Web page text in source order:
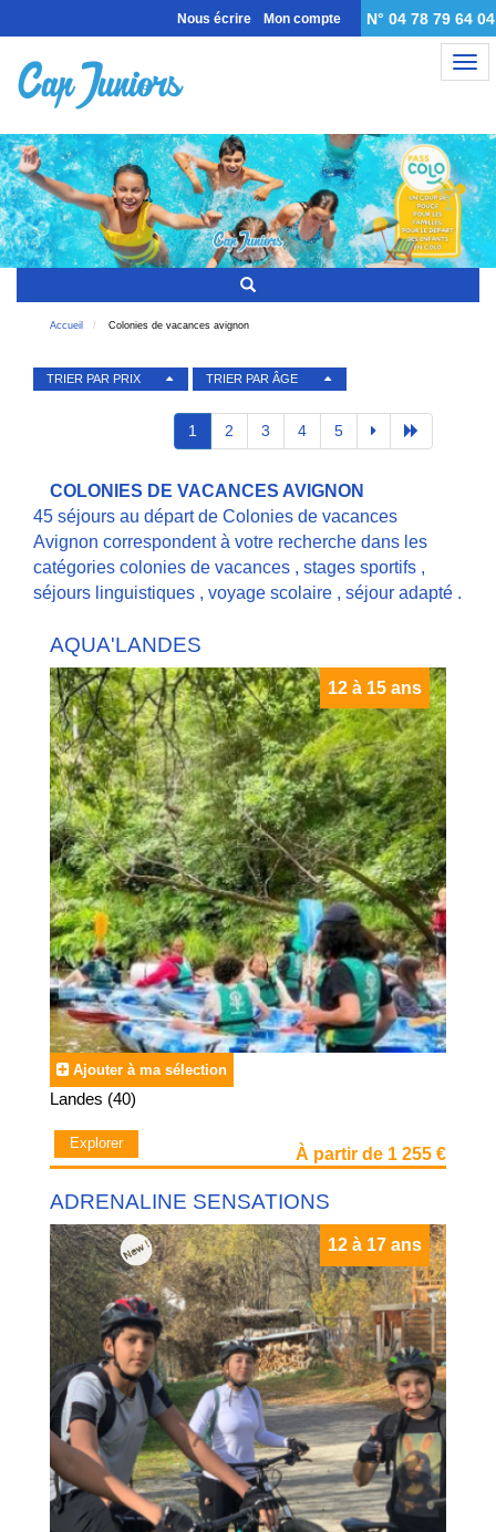
Nous écrire Mon compte N° 04 78 79 64 04
Accueil Colonies de vacances avignon
TRIER PAR PRIX TRIER PAR ÂGE
1 2 3 4 5
COLONIES DE VACANCES AVIGNON
45 séjours au départ de Colonies de vacances
Avignon correspondent à votre recherche dans les
catégories colonies de vacances , stages sportifs ,
séjours linguistiques , voyage scolaire , séjour adapté .
AQUA'LANDES
12 à 15 ans
Ajouter à ma sélection
Landes (40)
Explorer
À partir de 1 255 €
ADRENALINE SENSATIONS
12 à 17 ans